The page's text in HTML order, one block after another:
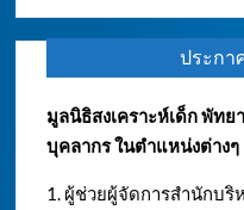
ประกา
มูลนิธิสงเคราะห์เด็ก พัท
บุคลากร ในตำแหน่งต่างๆ
1. ผู้ช่วยผู้จัดการสำนักบ